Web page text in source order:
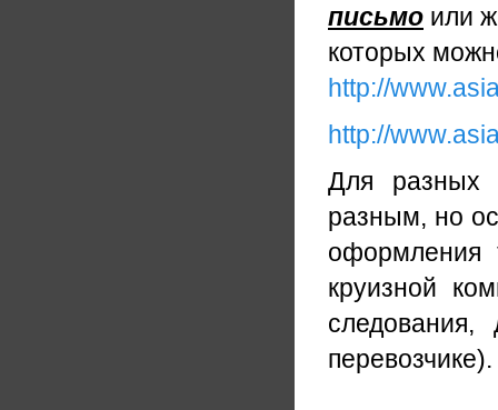
письмо или
которых
http://
http://
Для разных
разным, но
оформления
круизной
перевозчике).